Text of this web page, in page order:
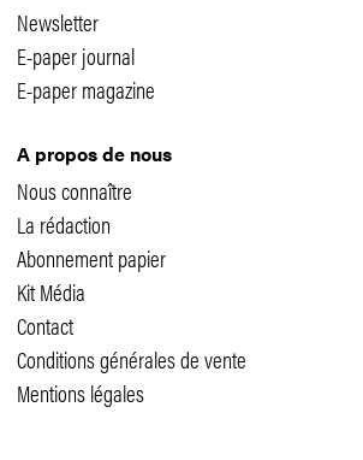
Newsletter
E-paper journal
E-paper magazine
A propos de nous
Nous connaître
La rédaction
Abonnement papier
Kit Média
Contact
Conditions générales de vente
Mentions légales